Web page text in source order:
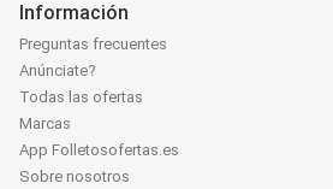
Información
Preguntas frecuentes
Anúnciate?
Todas las ofertas
Marcas
App Folletosofertas.es
Sobre nosotros